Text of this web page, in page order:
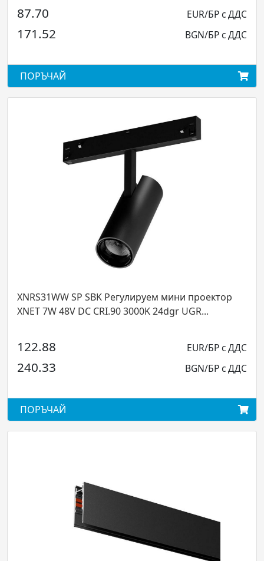
EUR/БР с ДДС
BGN/БР с ДДС
SP SBK Регулируем мини проектор
7W 48V DC CRI.90 3000K 24dgr UGR...
EUR/БР с ДДС
BGN/БР с ДДС
97.86
XNS01T